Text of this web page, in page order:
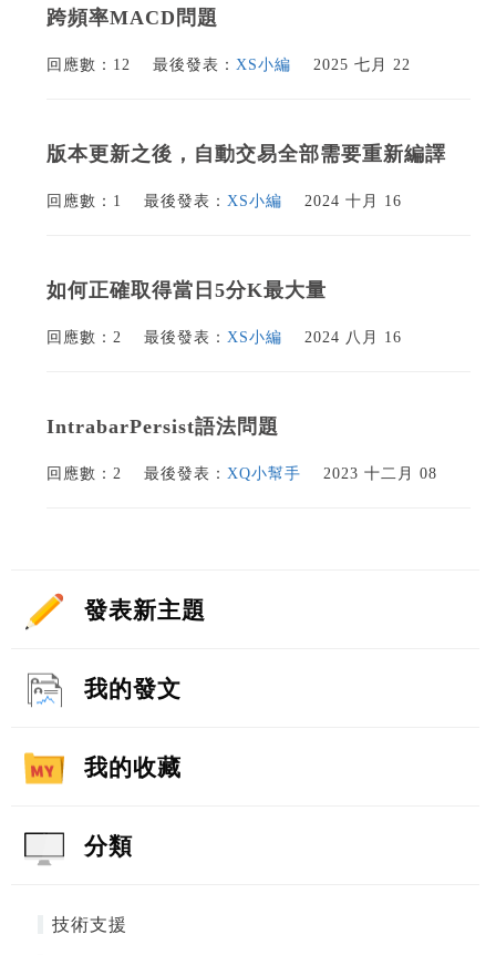
跨頻率MACD問題
回應數：12 最後發表： XS小編 2025 七月 22
版本更新之後，自動交易全部需要重新編譯
回應數：1 最後發表： XS小編 2024 十月 16
如何正確取得當日5分K最大量
回應數：2 最後發表： XS小編 2024 八月 16
IntrabarPersist語法問題
回應數：2 最後發表： XQ小幫手 2023 十二月 08
發表新主題
我的發文
我的收藏
分類
技術支援